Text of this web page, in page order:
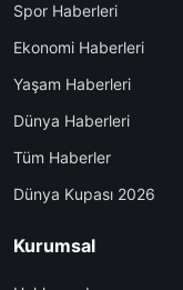
Spor Haberleri
Ekonomi Haberleri
Yaşam Haberleri
Dünya Haberleri
Tüm Haberler
Dünya Kupası 2026
Kurumsal